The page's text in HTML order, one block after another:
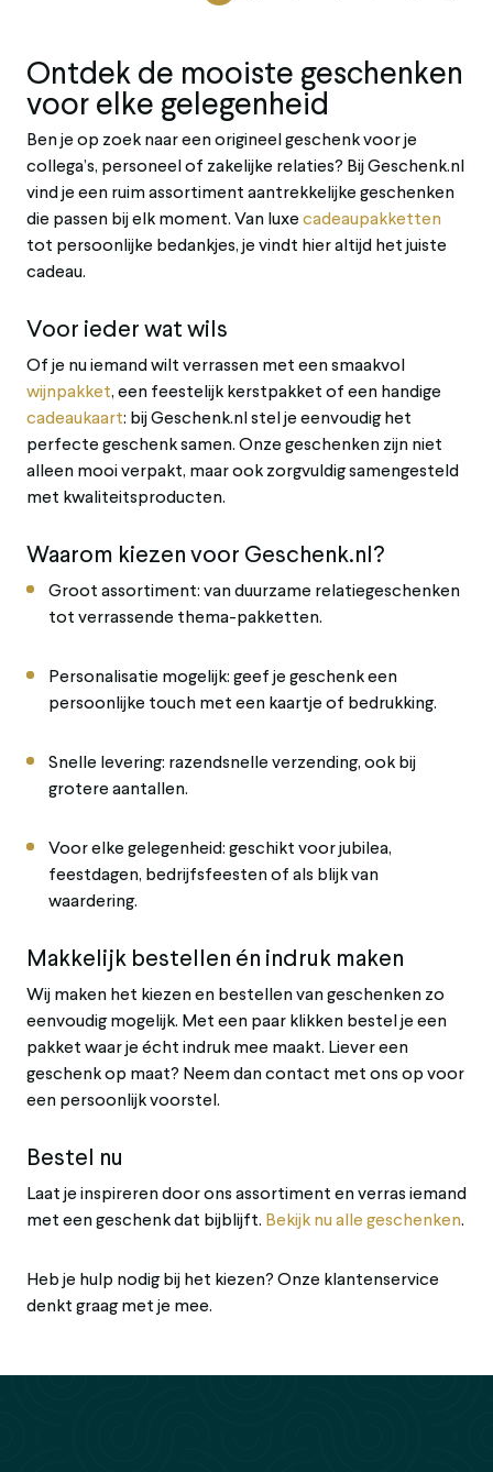
Ontdek de mooiste geschenken
voor elke gelegenheid
Benje op zoek naareenorigineel geschenkvoorje
collega’s, personeel of zakelijke relaties? BijGeschenk.nl
vind je een ruimassortiment aantrekkelijke geschenken
die passen bijelk moment. Van luxe cadeaupakketten
tot persoonlijke bedankjes, je vindt hieraltijd het juiste
cadeau.
Voor ieder wat wils
Of je nuiemand wilt verrassen met eensmaakvol
wijnpakket, een feestelijk kerstpakket of een handige
cadeaukaart: bijGeschenk.nl stel je eenvoudig het
perfecte geschenksamen. Onze geschenken zijn niet
alleen mooiverpakt, maarook zorgvuldigsamengesteld
met kwaliteitsproducten.
Waarom kiezen voor Geschenk.nl?
Groot assortiment: vanduurzame relatiegeschenken
tot verrassende thema-pakketten.
Personalisatie mogelijk: geef je geschenkeen
persoonlijke touch met een kaartje of bedrukking.
Snelle levering: razendsnelle verzending, ook bij
grotere aantallen.
Voorelke gelegenheid: geschikt voorjubilea,
feestdagen, bedrijfsfeestenof als blijkvan
waardering.
Makkelijk bestellen én indruk maken
Wij maken het kiezenen bestellenvangeschenken zo
eenvoudigmogelijk. Met een paar klikken bestel je een
pakket waarje écht indruk mee maakt. Lievereen
geschenkop maat? Neemdancontact met ons op voor
een persoonlijkvoorstel.
Bestel nu
Laat je inspirerendoorons assortiment enverras iemand
met eengeschenkdat bijblijft. Bekijk nu alle geschenken.
Heb je hulp nodig bij het kiezen? Onze klantenservice
denkt graagmet je mee.